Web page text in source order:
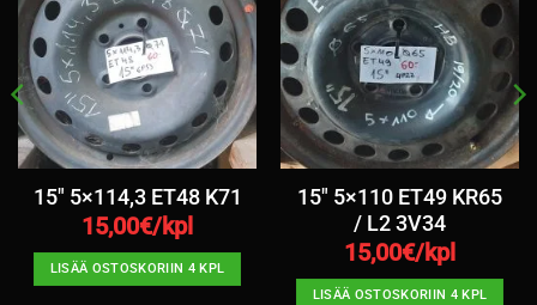
15″ 5×114,3 ET48 K71
15,00€/kpl
LISÄÄ OSTOSKORIIN 4 KPL
15″ 5×110 ET49 KR65
/ L2 3V34
15,00€/kpl
LISÄÄ OSTOSKORIIN 4 KPL